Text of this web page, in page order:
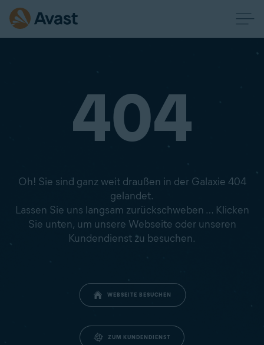
404
Oh! Sie sind ganz weit draußen in der Galaxie 404
gelandet.
Lassen Sie uns langsam zurückschweben … Klicken
Sie unten, um unsere Webseite oder unseren
Kundendienst zu besuchen.
WEBSEITE BESUCHEN
ZUM KUNDENDIENST